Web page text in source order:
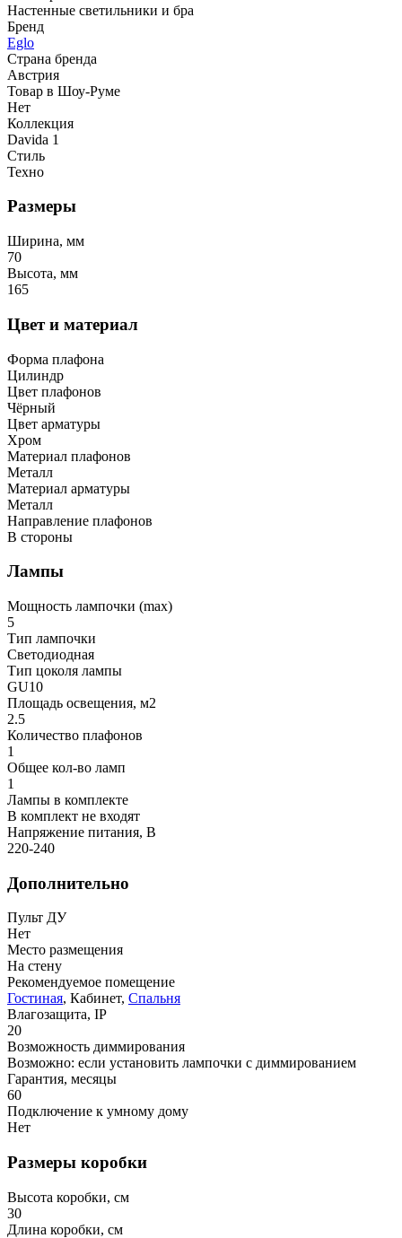
Настенные светильники и бра
Бренд
Eglo
Страна бренда
Австрия
Товар в Шоу-Руме
Нет
Коллекция
Davida 1
Стиль
Техно
Размеры
Ширина, мм
70
Высота, мм
165
Цвет и материал
Форма плафона
Цилиндр
Цвет плафонов
Чёрный
Цвет арматуры
Хром
Материал плафонов
Металл
Материал арматуры
Металл
Направление плафонов
В стороны
Лампы
Мощность лампочки (max)
5
Тип лампочки
Светодиодная
Тип цоколя лампы
GU10
Площадь освещения, м2
2.5
Количество плафонов
1
Общее кол-во ламп
1
Лампы в комплекте
В комплект не входят
Напряжение питания, В
220-240
Дополнительно
Пульт ДУ
Нет
Место размещения
На стену
Рекомендуемое помещение
Гостиная, Кабинет, Спальня
Влагозащита, IP
20
Возможность диммирования
Возможно: если установить лампочки с диммированием
Гарантия, месяцы
60
Подключение к умному дому
Нет
Размеры коробки
Высота коробки, см
30
Длина коробки, см